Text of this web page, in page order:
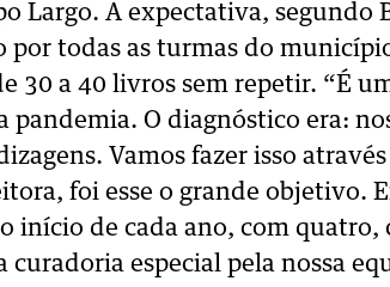
Largo. A expectativa, segundo
por todas as turmas do
30 a 40 livros sem repetir. “É
pandemia. O diagnóstico era:
Vamos fazer isso
foi esse o grande objetivo.
início de cada ano, com
curadoria especial pela nossa